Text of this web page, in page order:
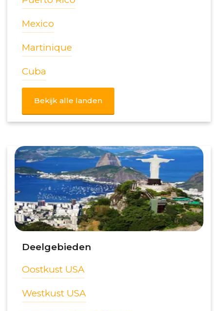
Mexico
Martinique
Cuba
Bekijk alle landen
Deelgebieden
Oostkust USA
Westkust USA